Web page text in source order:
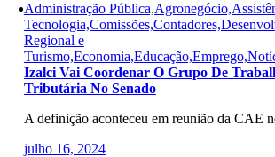
Administração
Regional e
Izalci Vai Coordenar O Grupo De
Tributária No Senado
A definição aconteceu em reunião da CAE
julho 16, 2024